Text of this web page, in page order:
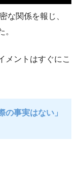
な関係を報じ、
。
メントはすぐにこ
の事実はない」